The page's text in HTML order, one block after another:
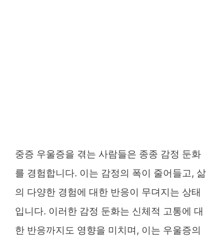
중증 우울증을 겪는 사람들은 종종 감정 둔화
를 경험합니다. 이는 감정의 폭이 줄어들고, 삶
의 다양한 경험에 대한 반응이 무뎌지는 상태
입니다. 이러한 감정 둔화는 신체적 고통에 대
한 반응까지도 영향을 미치며, 이는 우울증의